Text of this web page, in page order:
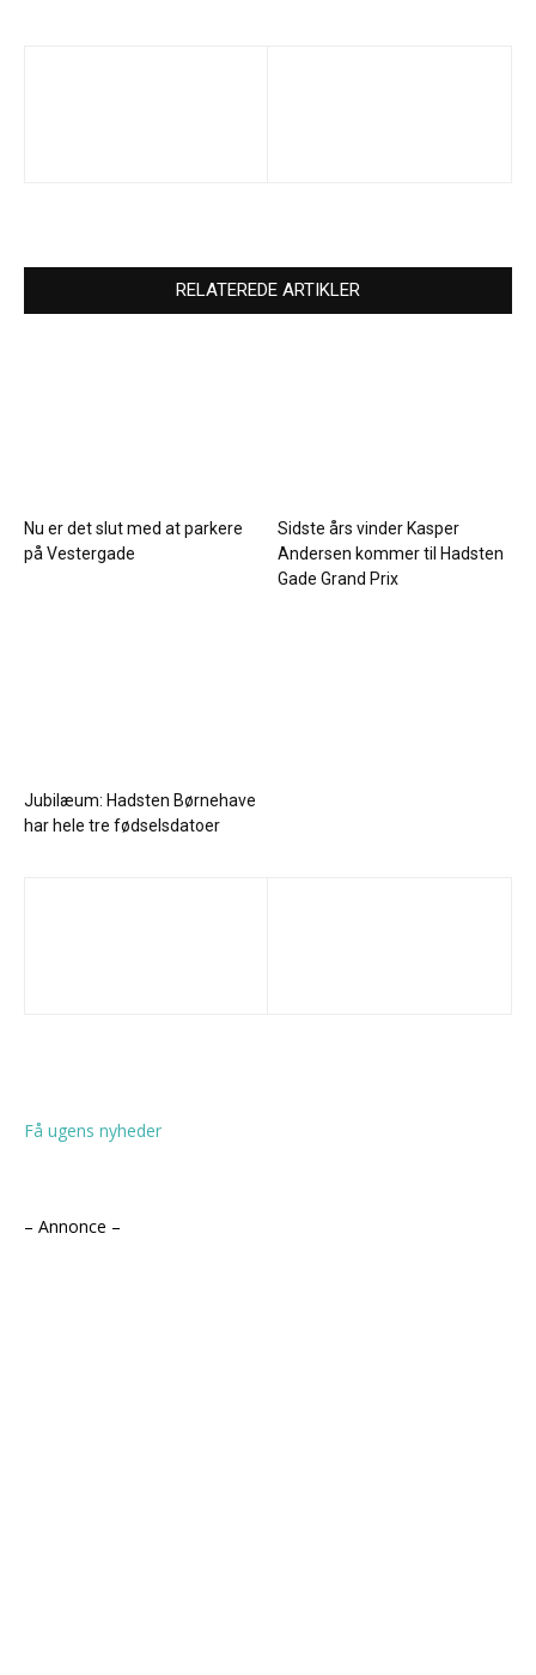
RELATEREDE ARTIKLER
Nu er det slut med at parkere
på Vestergade
Sidste års vinder Kasper
Andersen kommer til Hadsten
Gade Grand Prix
Jubilæum: Hadsten Børnehave
har hele tre fødselsdatoer
Få ugens nyheder
– Annonce –